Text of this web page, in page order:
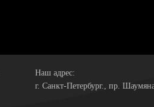
Наш адрес:
г. Санкт-Петербург., пр.